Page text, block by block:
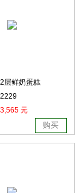
2层鲜奶蛋糕
2229
3,565 元
购买